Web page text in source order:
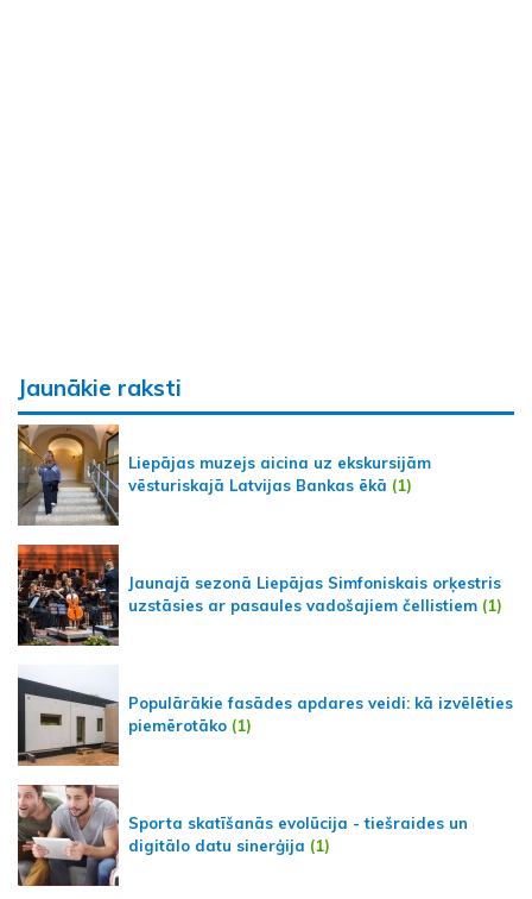
Jaunākie raksti
Liepājas muzejs aicina uz ekskursijām
vēsturiskajā Latvijas Bankas ēkā (1)
Jaunajā sezonā Liepājas Simfoniskais orķestris
uzstāsies ar pasaules vadošajiem čellistiem (1)
Populārākie fasādes apdares veidi: kā izvēlēties
piemērotāko (1)
Sporta skatīšanās evolūcija - tiešraides un
digitālo datu sinerģija (1)